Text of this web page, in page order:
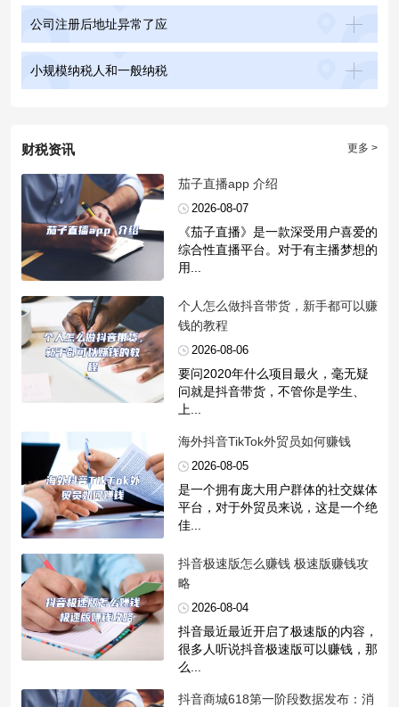
公司注册后地址异常了应
小规模纳税人和一般纳税
更多 >
财税资讯
​茄子直播app 介绍
2026-08-07
《茄子直播》是一款深受用户喜爱的
综合性直播平台。对于有主播梦想的
用...
​个人怎么做抖音带货，新手都可以赚
钱的教程
2026-08-06
要问2020年什么项目最火，毫无疑
问就是抖音带货，不管你是学生、
上...
​海外抖音TikTok外贸员如何赚钱
2026-08-05
是一个拥有庞大用户群体的社交媒体
平台，对于外贸员来说，这是一个绝
佳...
​抖音极速版怎么赚钱 极速版赚钱攻
略
2026-08-04
抖音最近最近开启了极速版的内容，
很多人听说抖音极速版可以赚钱，那
么...
​抖音商城618第一阶段数据发布：消